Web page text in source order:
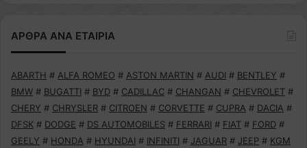
ΑΡΘΡΑ ΑΝΑ ΕΤΑΙΡΙΑ
ABARTH # ALFA ROMEO # ASTON MARTIN # AUDI # BENTLEY #
BMW # BUGATTI # BYD # CADILLAC # CHANGAN # CHEVROLET #
CHERY # CHRYSLER # CITROEN # CORVETTE # CUPRA # DACIA #
DFSK # DODGE # DS AUTOMOBILES # FERRARI # FIAT # FORD #
GEELY # HONDA # HYUNDAI # INFINITI # JAGUAR # JEEP # KGM